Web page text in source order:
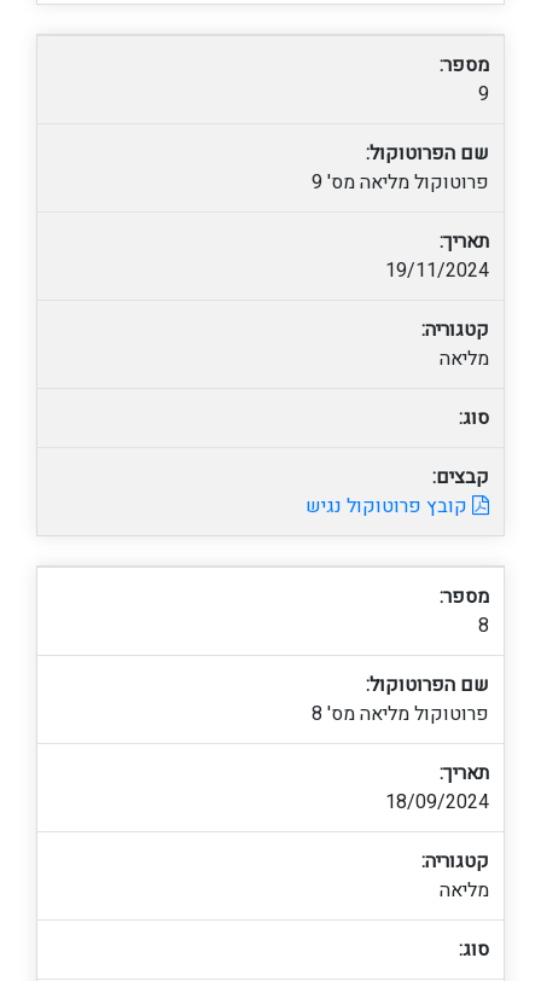
מספר:
9
שם הפרוטוקול:
פרוטוקול מליאה מס' 9
תאריך:
19/11/2024
קטגוריה:
מליאה
סוג:
קבצים:
קובץ פרוטוקול נגיש
מספר:
8
שם הפרוטוקול:
פרוטוקול מליאה מס' 8
תאריך:
18/09/2024
קטגוריה:
מליאה
סוג: